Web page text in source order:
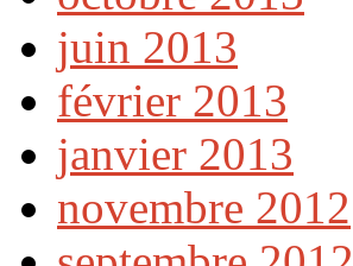
juin 2013
février 2013
janvier 2013
novembre 2012